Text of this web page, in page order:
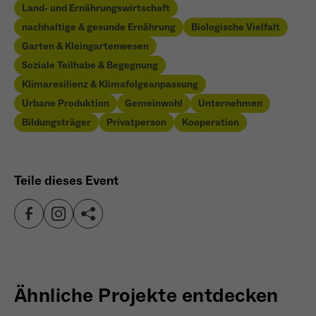
wiederkehrend ist.
_gcl_au
Anbieter Google LLC
Laufzeit 4 Monate
Zweck
verwendet - Dient der Conversion-Erfassung
und Werbewirksamkeitsmessung - Hilft zu
verstehen, wie Nutzer mit Anzeigen
interagieren
Name _fbp
Land- und Ernährungswirtschaft
nachhaltige & gesunde Ernährung
Biologische Vielfalt
Garten & Kleingartenwesen
Soziale Teilhabe & Begegnung
Klimaresilienz & Klimafolgeanpassung
Urbane Produktion
Gemeinwohl
Unternehmen
Bildungsträger
Privatperson Kooperation
Teile dieses Event
Ähnliche Projekte entdecken